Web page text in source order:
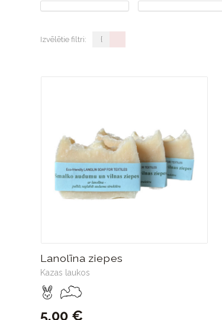
Izvēlētie filtri: {
Lanolīna ziepes
Kazas laukos
5,00 €